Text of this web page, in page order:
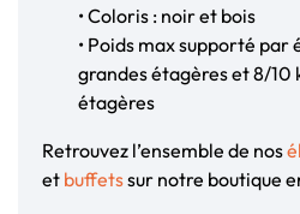
• Coloris : noir et bois
• Poids max supporté par
grandes étagères et 8/10
étagères
Retrouvez l’ensemble de nos
et buffetssur notre boutique